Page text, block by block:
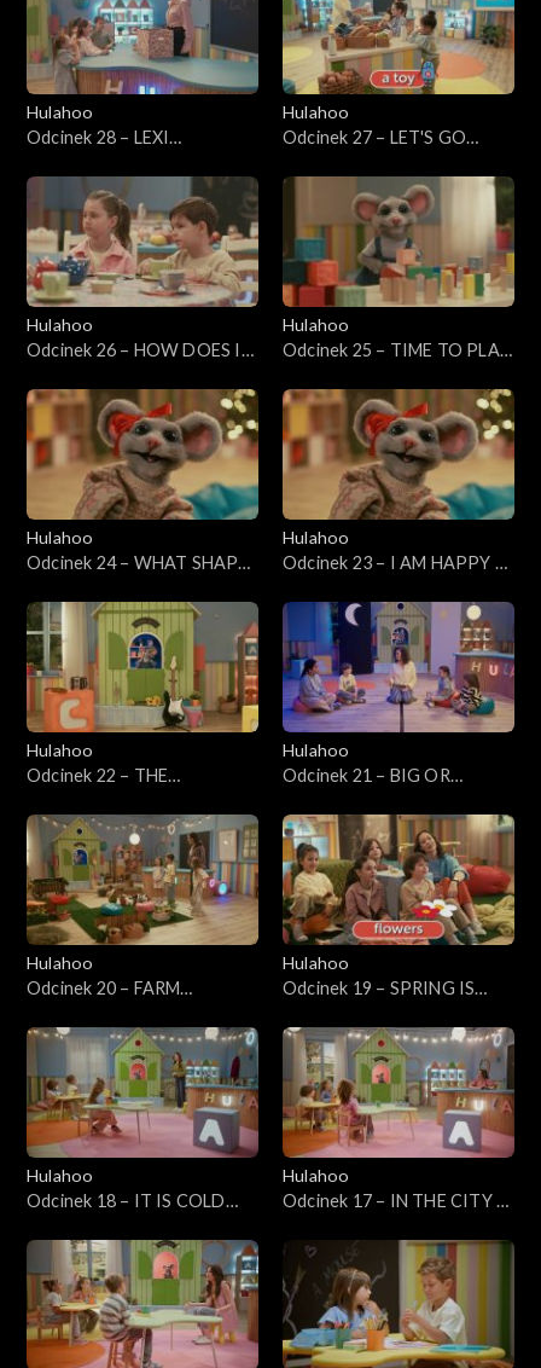
Hulahoo
Odcinek 28 – LEXI
Hulahoo
Odcinek 27 – LET'S GO
zakupy
Hulahoo
Odcinek 26 – HOW DOES IT
Hulahoo
Odcinek 25 – TIME TO PLAY
Hulahoo
Odcinek 24 – WHAT SHAPE
Hulahoo
Odcinek 23 – I AM HAPPY -
Hulahoo
Odcinek 22 – THE
Hulahoo
Hulahoo
Odcinek 21 – BIG OR
Przeciwieństwa
Hulahoo
Odcinek 20 – FARM
farmie
Hulahoo
Odcinek 19 – SPRING IS
Hulahoo
Odcinek 18 – IT IS COLD
zimno
Hulahoo
Odcinek 17 – IN THE CITY -